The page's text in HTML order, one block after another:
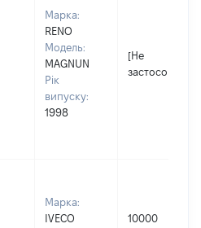
Марка:
RENO
Модель:
MAGNUN
Рік
випуску:
1998
[Не
Марка:
IVECO
10000